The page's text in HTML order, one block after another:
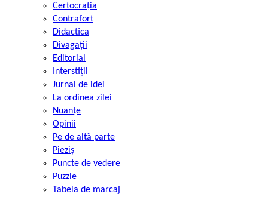
Certocrația
Contrafort
Didactica
Divagații
Editorial
Interstiții
Jurnal de idei
La ordinea zilei
Nuanțe
Opinii
Pe de altă parte
Pieziș
Puncte de vedere
Puzzle
Tabela de marcaj